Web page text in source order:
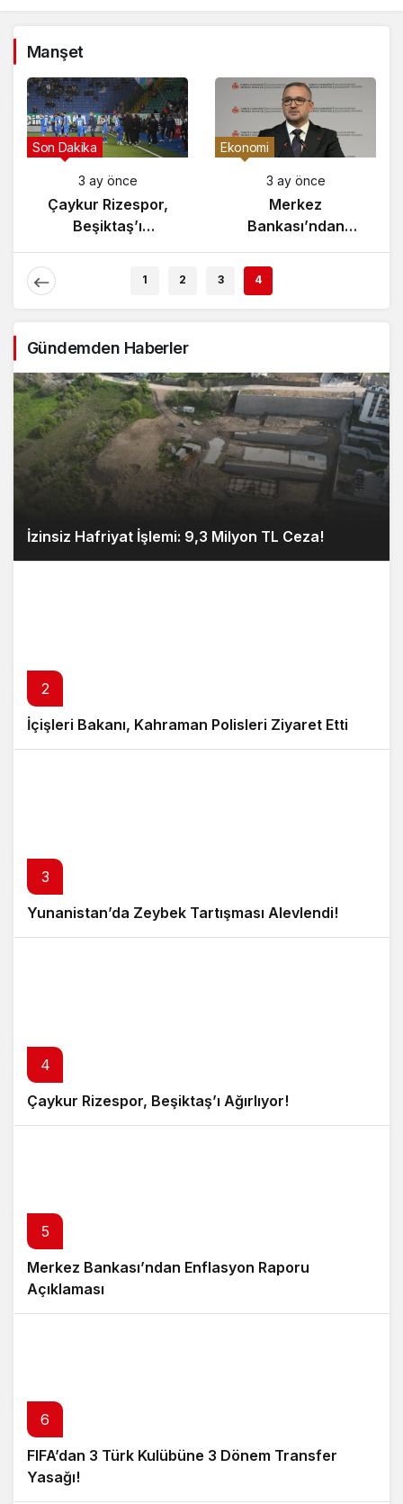
Manşet
Son Dakika
3 ay önce
Çaykur Rizespor,
Beşiktaş’ı
Ağırlıyor!
Ekonomi
3 ay önce
Merkez
Bankası’ndan
Enflasyon Raporu
Açıklaması
1 2 3 4
Gündemden Haberler
İzinsiz Hafriyat İşlemi: 9,3 Milyon TL Ceza!
2
İçişleri Bakanı, Kahraman Polisleri Ziyaret Etti
3
Yunanistan’da Zeybek Tartışması Alevlendi!
4
Çaykur Rizespor, Beşiktaş’ı Ağırlıyor!
5
Merkez Bankası’ndan Enflasyon Raporu
Açıklaması
6
FIFA’dan 3 Türk Kulübüne 3 Dönem Transfer
Yasağı!